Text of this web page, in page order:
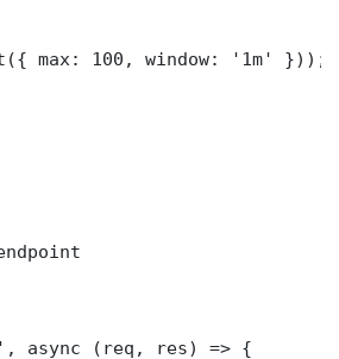
max: 100, window: '1m' }));
async (req, res) => {